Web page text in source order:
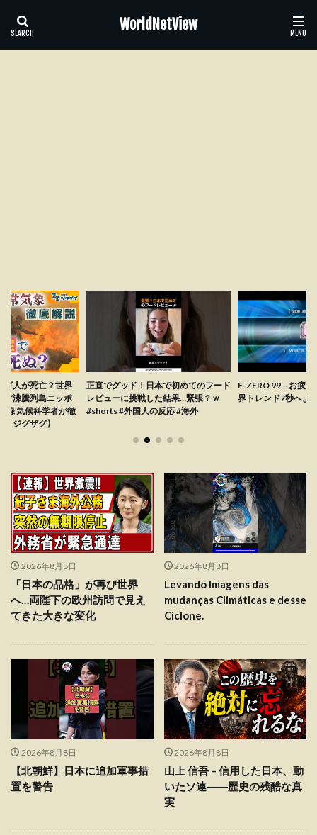
WorldNetView
万人が死亡？世界
“沸騰列島ニッポ
録 気候科学者が徹
ジグザグ】
正直でグッド！日本で初めてのフード
レビューに挑戦した結果…緊張？ｗ
#shorts #外国人の反応 #海外
F-ZERO 99 – お疲
界トレンド7秒へよ
2026年8月8日
「日本の品格」が再び世界
へ…両陛下の欧州訪問で見え
てきた大きな変化
2026年8月8日
Levando Imagens das
mudanças Climáticas e desse
Ciclone.
2026年8月8日
【北朝鮮】日本に追加軍事措
置を警告
2026年8月8日
山上 信吾 – 信用した日本、動
いたソ連――歴史の残酷な真
実